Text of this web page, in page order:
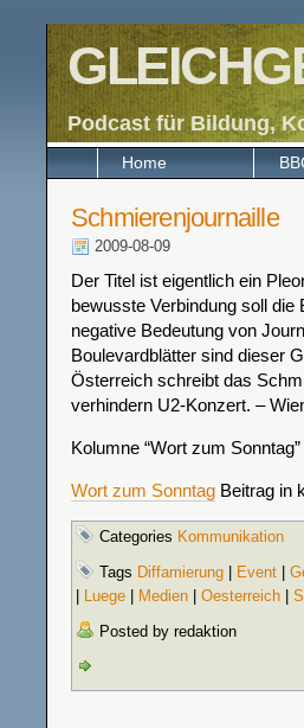
Podcast für Bildung,
Home
Schmierenjournaille
2009-08-09
Der Titel ist eigentlich ein
bewusste Verbindung soll
negative Bedeutung von
Boulevardblätter sind dieser
Österreich schreibt das
verhindern U2-Konzert. –
Kolumne “Wort zum
Wort zum Sonntag Beitrag in
Categories Kommunikation
Tags Diffamierung Event
Luege Medien Oesterreich
Posted by redaktion